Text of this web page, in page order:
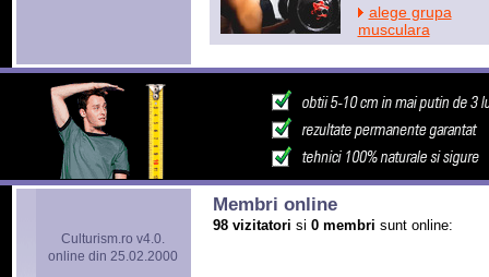
alege grupa
musculara
Culturism.ro v4.0.
online din 25.02.2000
Membri online
98 vizitatori si 0 membri sunt online: